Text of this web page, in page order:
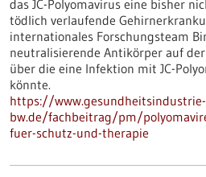
das JC-Polyomavirus eine bisher
tödlich verlaufende
internationales Forschungsteam
neutralisierende Antikörper auf
über die eine Infektion mit JC-
könnte.
https://www.gesundheitsindustrie-
bw.de/fachbeitrag/pm/
fuer-schutz-und-therapie